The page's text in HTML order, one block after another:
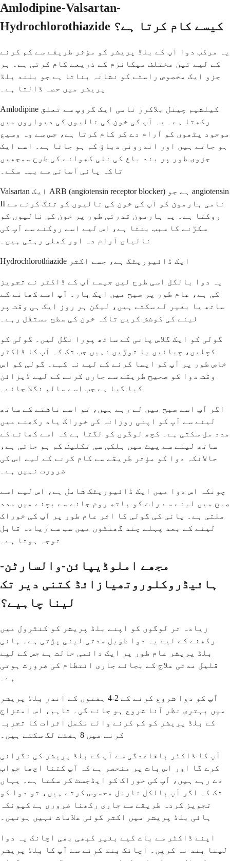
Amlodipine-Valsartan-
Hydrochlorothiazide کیسے کام کرتا ہے؟
یہ مرکب دوا آپ کے بلڈ پریشر کو مؤثر طریقے سے کم کرنے
کے لیے تین مختلف میکانزم کے ذریعے کام کرتی ہے۔ ہر
جزو ایک مخصوص راستے کو نشانہ بناتا ہے جو بلند بلڈ
پریشر میں حصہ ڈالتا ہے۔
Amlodipine کیلشیم چینل بلاکرز نامی ایک گروپ سے تعلق
رکھتا ہے۔ یہ آپ کی خون کی نالیوں کی دیواروں میں
موجود پٹھوں کو آرام دے کر کام کرتا ہے، جس سے وہ وسیع
ہو جاتے ہیں اور اندرونی دباؤ کم ہو جاتا ہے۔ اسے ایک
جزوی طور پر بند باغ کی نلی کھولنے کی طرح سمجھیں
تاکہ پانی آسانی سے بہہ سکے۔
Valsartan ایک ARB (angiotensin receptor blocker) ہے جو angiotensin
II نامی ہارمون کو آپ کی خون کی نالیوں کو تنگ کرنے سے
روکتا ہے۔ یہ ہارمون قدرتی طور پر خون کی نالیوں کو
سکڑنے کا سبب بنتا ہے، اس لیے اسے روکنے سے آپ کی
نالیاں آرام دہ اور کھلی رہتی ہیں۔
Hydrochlorothiazide ایک ڈائیوریٹک ہے، جسے اکثر
یہ دوا بالکل اسی طرح لیں جیسے آپ کے ڈاکٹر نے تجویز
کی ہے، عام طور پر صبح میں ایک بار۔ آپ اسے کھانے کے
ساتھ یا بغیر لے سکتے ہیں، لیکن ہر روز ایک ہی وقت پر
لینے کی کوشش کریں تاکہ خون کی سطح مستقل رہے۔
گولی کو ایک گلاس پانی کے ساتھ پورا نگل لیں۔ گولی کو
کچلیں، چبائیں یا توڑیں نہیں جب تک کہ آپ کا ڈاکٹر
خاص طور پر آپ کو ایسا کرنے کے لیے نہ کہے۔ گولی کو اس
وقت دوا کو صحیح طریقے سے جاری کرنے کے لیے ڈیزائن
کیا گیا ہے جب اسے سالم نگلا جائے۔
اگر آپ اسے صبح میں لے رہے ہیں، تو اسے ناشتے کے ساتھ
لینے سے آپ کو اپنی روزانہ کی خوراک یاد رکھنے میں
مدد مل سکتی ہے۔ کچھ لوگوں کو لگتا ہے کہ اسے کھانے کے
ساتھ لینے سے پیٹ میں ہلکی سی تکلیف کم ہو جاتی ہے،
حالانکہ دوا کو مؤثر طریقے سے کام کرنے کے لیے اس کی
ضرورت نہیں ہے۔
چونکہ اس دوا میں ایک ڈائیوریٹک شامل ہے، اس لیے اسے
صبح میں لینے سے رات کو باتھ روم جانے سے بچنے میں مدد
ملتی ہے۔ پانی کی گولی کا اثر عام طور پر آپ کی خوراک
لینے کے بعد پہلے چند گھنٹوں میں سب سے زیادہ قابل
توجہ ہوتا ہے۔
مجھے املوڈیپائن-والسارٹن-
ہائیڈروکلوروتھیازائڈ کتنی دیر تک
لینا چاہیے؟
زیادہ تر لوگوں کو اپنے بلڈ پریشر کو کنٹرول میں
رکھنے کے لیے یہ دوا طویل مدتی لینی پڑتی ہے۔ ہائی
بلڈ پریشر عام طور پر ایک دائمی حالت ہے جس کے لیے
قلیل مدتی علاج کے بجائے جاری انتظام کی ضرورت ہوتی
ہے۔
آپ کو دوا شروع کرنے کے 2-4 ہفتوں کے اندر بلڈ پریشر
میں بہتری نظر آنا شروع ہو جائے گی۔ تاہم، اس امتزاج
کے بلڈ پریشر کو کم کرنے والے مکمل اثرات کا تجربہ
کرنے میں 8 ہفتے لگ سکتے ہیں۔
آپ کا ڈاکٹر باقاعدگی سے آپ کے بلڈ پریشر کی نگرانی
کرے گا اور اس بات پر منحصر ہے کہ آپ کتنا اچھا جواب
دے رہے ہیں، آپ کی خوراک کو ایڈجسٹ کر سکتا ہے۔ یہاں
تک کہ اگر آپ بالکل نارمل محسوس کرتے ہیں، تو دوا کو
تجویز کردہ طریقے سے جاری رکھنا ضروری ہے کیونکہ
ہائی بلڈ پریشر میں اکثر کوئی علامات نہیں ہوتیں۔
اپنے ڈاکٹر سے بات کیے بغیر کبھی بھی اچانک یہ دوا
لینا بند نہ کریں۔ اچانک بند کرنے سے آپ کا بلڈ پریشر